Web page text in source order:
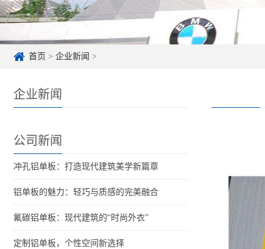
首页 > 企业新闻 >
企业新闻
公司新闻
冲孔铝单板：打造现代建筑美学新篇章
铝单板的魅力：轻巧与质感的完美融合
氟碳铝单板：现代建筑的“时尚外衣”
定制铝单板，个性空间新选择